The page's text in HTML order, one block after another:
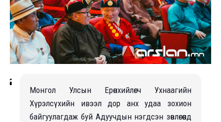
Монгол Улсын Ерөнхийлөгч Ухнаагийн
Хүрэлсүхийн ивээл дор анх удаа зохион
байгуулагдаж буй Адуучдын нэгдсэн зөвлөгөөнд